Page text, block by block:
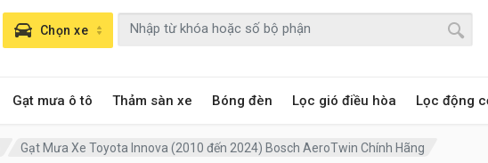
Gạt mưa ô tô Thảm sàn xe Bóng đèn Lọc gió điều hòa Lọc động
Chọn xe
Gạt Mưa Xe Toyota Innova (2010 đến 2024) Bosch AeroTwin Chính Hãng